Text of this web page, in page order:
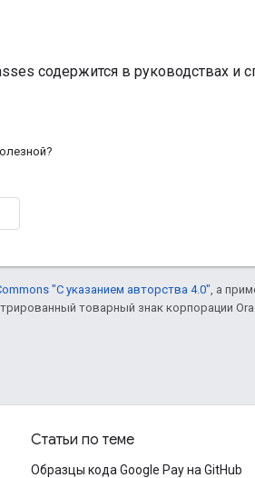
содержится в руководствах и
"С указанием авторства 4.0" , а
товарный знак корпорации
Статьи по теме
Образцы кода Google Pay на GitHub